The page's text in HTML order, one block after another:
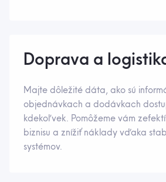
Doprava a
Majte dôležité dáta, ako sú
objednávkach a dodávkach
kdekoľvek. Pomôžeme vám
biznisu a znížiť náklady vďaka
systémov.